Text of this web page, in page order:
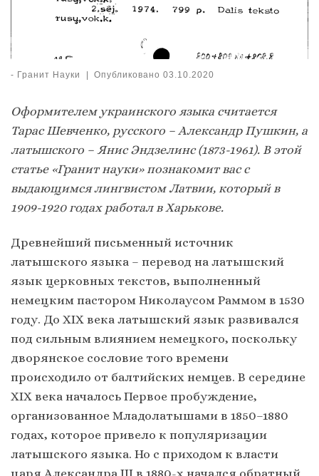
- Гранит Науки | Опубликовано03.10.2020
Оформителем украинского языка считается
Тарас Шевченко, русского – Александр Пушкин, а
латышского – Янис Эндзелинс (1873-1961). В этой
статье «Гранит науки» познакомит вас с
выдающимся лингвистом Латвии, который в
1909-1920 годах работал в Харькове.
Древнейший письменный источник
латышского языка – перевод на латышский
язык церковных текстов, выполненный
немецким пастором Николаусом Раммом в 1530
году. До XIX века латышский язык развивался
под сильным влиянием немецкого, поскольку
дворянское сословие того времени
происходило от балтийских немцев. В середине
XIX века началось Первое пробуждение,
организованное Младолатышами в 1850–1880
годах, которое привело к популяризации
латышского языка. Но с приходом к власти